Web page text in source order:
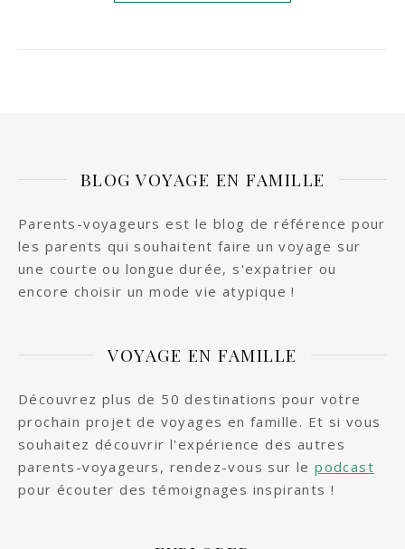
BLOG VOYAGE EN FAMILLE
Parents-voyageurs est le blog de référence pour
les parents qui souhaitent faire un voyage sur
une courte ou longue durée, s'expatrier ou
encore choisir un mode vie atypique !
VOYAGE EN FAMILLE
Découvrez plus de 50 destinations pour votre
prochain projet de voyages en famille. Et si vous
souhaitez découvrir l'expérience des autres
parents-voyageurs, rendez-vous sur lepodcast
pour écouter des témoignages inspirants !